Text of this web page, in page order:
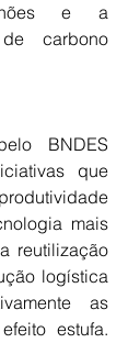
e a
carbono
BNDES
que
mais
reutilização
logística
as
estufa.